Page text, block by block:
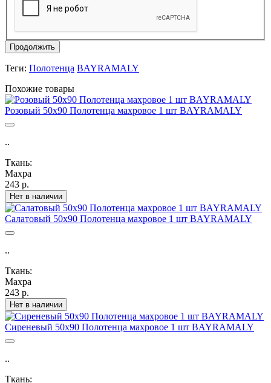
Продолжить
Теги: Полотенца BAYRAMALY
Похожие товары
Розовый 50х90 Полотенца махровое 1 шт BAYRAMALY
..
Ткань:
Махра
243 р.
Нет в наличии
Салатовый 50х90 Полотенца махровое 1 шт BAYRAMALY
..
Ткань:
Махра
243 р.
Нет в наличии
Сиреневый 50х90 Полотенца махровое 1 шт BAYRAMALY
..
Ткань: